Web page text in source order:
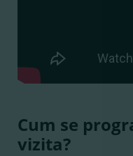
Cum se
vizita?